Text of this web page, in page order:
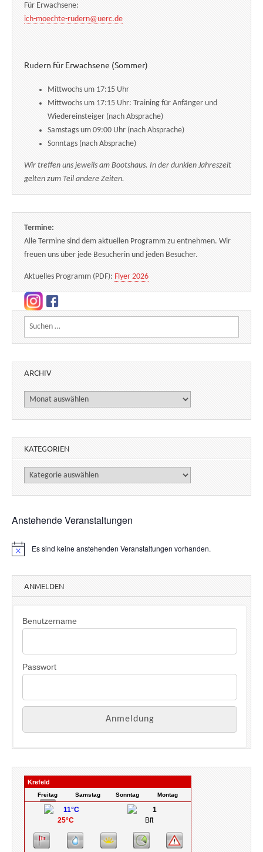
Für Erwachsene:
ich-moechte-rudern@uerc.de
Rudern für Erwachsene (Sommer)
Mittwochs um 17:15 Uhr
Mittwochs um 17:15 Uhr: Training für Anfänger und
Wiedereinsteiger (nach Absprache)
Samstags um 09:00 Uhr (nach Absprache)
Sonntags (nach Absprache)
Wir treffen uns jeweils am Bootshaus. In der dunklen Jahreszeit
gelten zum Teil andere Zeiten.
Termine:
Alle Termine sind dem aktuellen Programm zu entnehmen. Wir
freuen uns über jede Besucherin und jeden Besucher.
Aktuelles Programm (PDF): Flyer 2026
Suchen nach:
ARCHIV
Archiv
KATEGORIEN
Kategorien
Anstehende Veranstaltungen
H
i
Es sind keine anstehenden Veranstaltungen vorhanden.
ANMELDEN
Benutzername
Passwort